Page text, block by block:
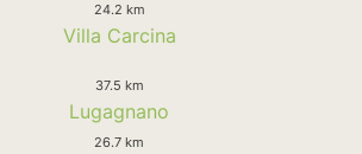
24.2 km
Villa Carcina
37.5 km
Lugagnano
26.7 km